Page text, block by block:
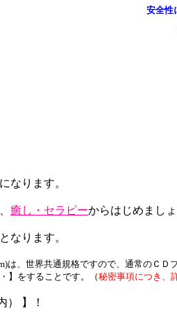
安全性
なります。
癒し・セラピーからはじめましょ
なります。
は、世界共通規格ですので、通常のＣＤ
】をすることです。（秘密事項につき、
） 】！